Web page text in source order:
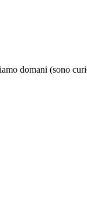
domani (sono